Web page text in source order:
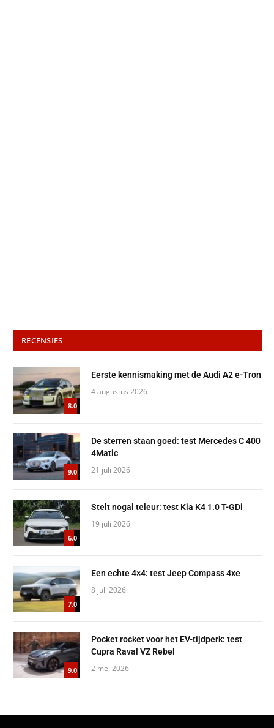
RECENSIES
8.0
Eerste kennismaking met de Audi A2 e-Tron
4 augustus 2026
9.0
De sterren staan goed: test Mercedes C 400
4Matic
21 juli 2026
6.0
Stelt nogal teleur: test Kia K4 1.0 T-GDi
19 juli 2026
7.0
Een echte 4×4: test Jeep Compass 4xe
8 juli 2026
9.0
Pocket rocket voor het EV-tijdperk: test
Cupra Raval VZ Rebel
2 mei 2026